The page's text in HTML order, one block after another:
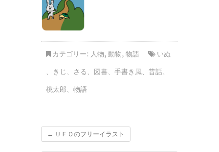
カテゴリー: 人物, 動物, 物語
いぬ
、
きじ 、 さる 、 図書、 手書き風、 昔話、
桃太郎、 物語
← ＵＦＯのフリーイラスト